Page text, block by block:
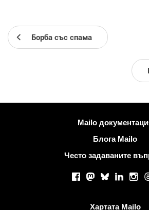
Борба със спама
Повече информацияMailo
Блога Mailo
Често задаваните
Facebook
Mastodon
BlueskyLinkedIn
Хартата Mailo